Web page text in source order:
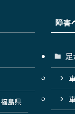
福島県
障害